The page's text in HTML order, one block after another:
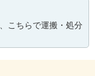
こちらで運搬・処分